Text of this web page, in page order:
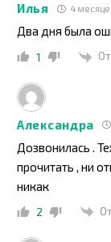
Илья 4
Два дня была
1
Александра
Дозвонилась .
прочитать , ни
никак
2